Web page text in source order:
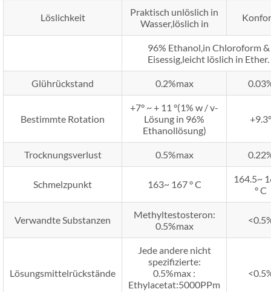
Löslichkeit
Praktisch unlöslich in
Wasser,löslich in
96% Ethanol,in Chloroform &
Eisessig,leicht löslich in Ether.
Glührückstand 0.2%max
Bestimmte Rotation
+7° ~ + 11 °(1% w / v-
Lösung in 96%
Ethanollösung)
+9.3°
Trocknungsverlust 0.5%max
Schmelzpunkt 163~ 167 ° C
164.5~
° C
Verwandte Substanzen
Methyltestosteron:
0.5%max
Lösungsmittelrückstände
Jede andere nicht
spezifizierte:
0.5%max :
Ethylacetat:5000PPm